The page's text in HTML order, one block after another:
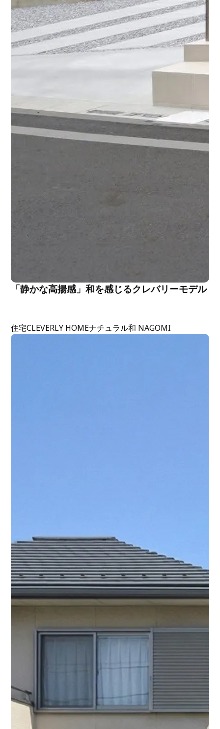
「静かな高揚感」和を感じるクレバリーモデル
住宅CLEVERLY HOMEナチュラル和 NAGOMI